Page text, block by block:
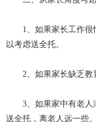
1、如果家长工作很
以考虑送全托。
2、如果家长缺乏教育
3、如果家中有老人
送全托，离老人远一些。